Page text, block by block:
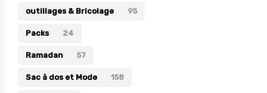
Sport
Divers
outillages & Bricolage 95
Packs 24
Ramadan 57
Sac à dos et Mode 158